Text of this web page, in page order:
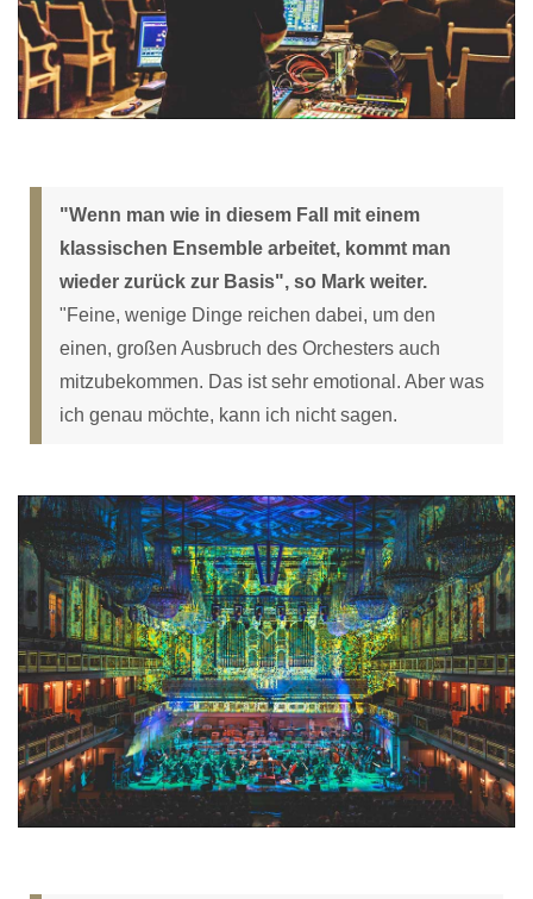
"Wenn man wie in diesem Fall mit einem
klassischen Ensemble arbeitet, kommt man
wieder zurück zur Basis", so Mark weiter.
"Feine, wenige Dinge reichen dabei, um den
einen, großen Ausbruch des Orchesters auch
mitzubekommen. Das ist sehr emotional. Aber was
ich genau möchte, kann ich nicht sagen.